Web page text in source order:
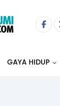
GAYA HIDUP